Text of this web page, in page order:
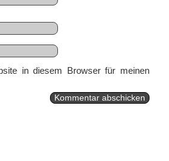
in diesem Browser für meinen